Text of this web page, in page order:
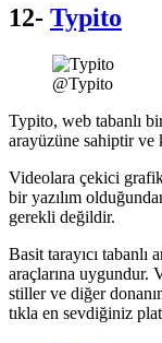
12- Typito
@Typito
Typito, web tabanlı
arayüzüne sahiptir ve
Videolara çekici
bir yazılım
gerekli değildir.
Basit tarayıcı tabanlı
araçlarına uygundur.
stiller ve diğer
tıkla en sevdiğiniz